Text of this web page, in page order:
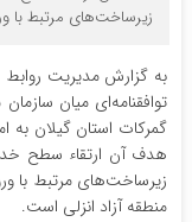
زیرساخت‌های مرتبط با
به گزارش مدیریت روابط
توافقنامه‌ای میان
گمرکات استان گیلان
هدف آن ارتقاء سطح
زیرساخت‌های مرتبط با
منطقه آزاد انزلی است.